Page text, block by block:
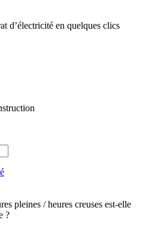
d’électricité en quelques clics
pleines / heures creuses est-elle
?